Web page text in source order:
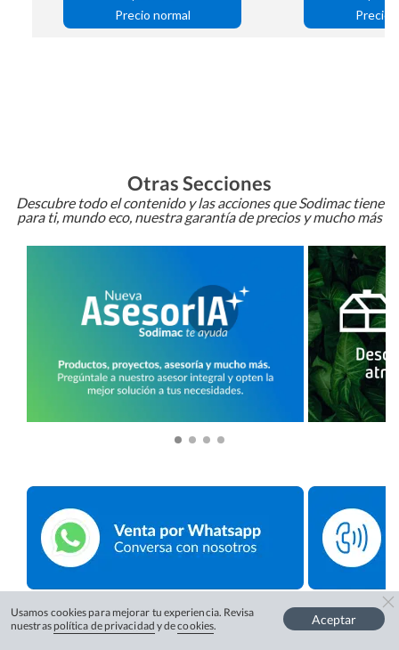
Otras Secciones
Descubre todo el contenido y las acciones que Sodimac tiene
para ti, mundo eco, nuestra garantía de precios y mucho más
Usamos cookies para mejorar tu experiencia. Revisa
nuestras política de privacidad y decookies. Aceptar